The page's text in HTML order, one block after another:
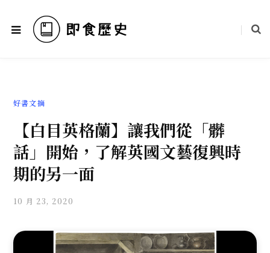
好書文摘
【白目英格蘭】讓我們從「髒
話」開始，了解英國文藝復興時
期的另一面
10 月 23, 2020